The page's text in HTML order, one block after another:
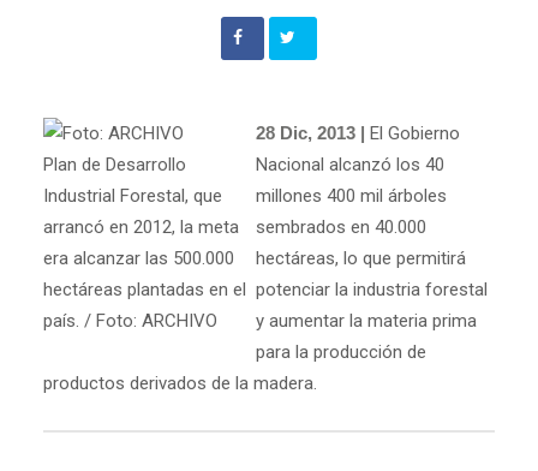
Plan de Desarrollo
Industrial Forestal, que
arrancó en 2012, la meta
era alcanzar las 500.000
hectáreas plantadas en el
país. / Foto: ARCHIVO
28 Dic, 2013 | El Gobierno
Nacional alcanzó los 40
millones 400 mil árboles
sembrados en 40.000
hectáreas, lo que permitirá
potenciar la industria forestal
y aumentar la materia prima
para la producción de
productos derivados de la madera.